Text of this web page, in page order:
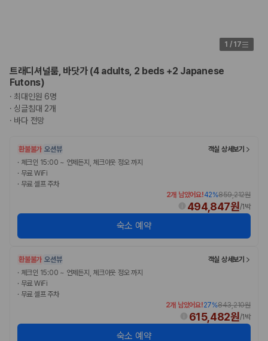
1 / 17
트래디셔널룸, 바닷가 (4 adults, 2 beds +2 Japanese
Futons)
· 최대인원 6명
·싱글침대 2개
· 바다 전망
환불불가 오션뷰
객실 상세보기
· 체크인 15:00 ~ 언제든지, 체크아웃 정오 까지
· 무료 WiFi
· 무료 셀프 주차
2개 남았어요!42%859,212원
494,847원/1박
숙소 예약
환불불가 오션뷰
객실 상세보기
· 체크인 15:00 ~ 언제든지, 체크아웃 정오 까지
· 무료 WiFi
· 무료 셀프 주차
2개 남았어요!27%843,210원
615,482원/1박
숙소 예약